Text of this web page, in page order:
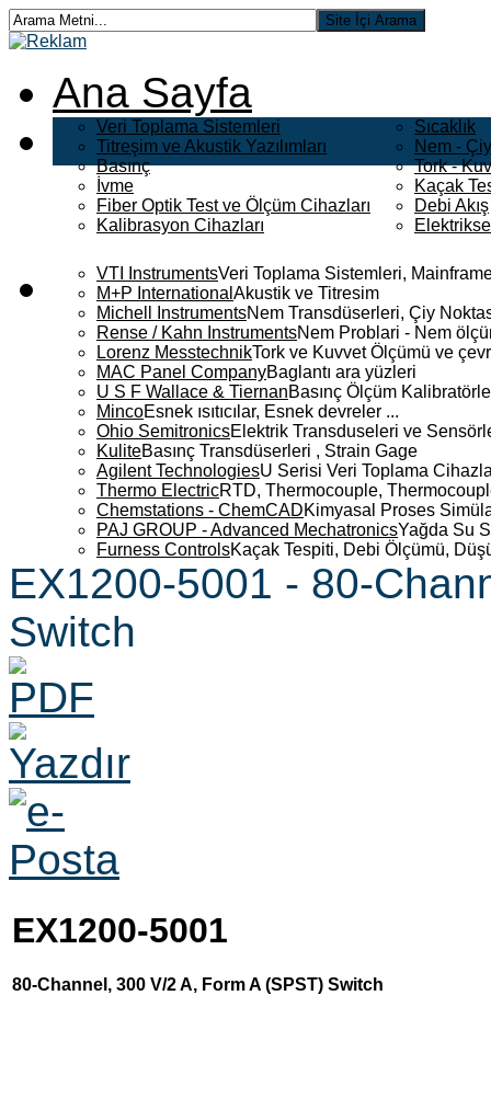
Ana Sayfa
Veri Toplama Sistemleri
Titreşim ve Akustik Yazılımları
Basınç
İvme
Fiber Optik Test ve Ölçüm Cihazları
Kalibrasyon Cihazları
Sıcaklık
Nem -
Tork -
Kaçak
Debi Akış
VTI InstrumentsVeri Toplama Sistemleri,
M+P International Akustik ve Titresim
Michell InstrumentsNem Transdüserleri, Çiy
Rense / Kahn InstrumentsNem Problari - Nem
Lorenz MesstechnikTork ve Kuvvet Ölçümü ve
MAC Panel CompanyBaglantı ara yüzleri
U S F Wallace & TiernanBasınç Ölçüm
MincoEsnek ısıtıcılar, Esnek devreler ...
Ohio SemitronicsElektrik Transduseleri ve
KuliteBasınç Transdüserleri , Strain Gage
Agilent TechnologiesU Serisi Veri Toplama
Thermo ElectricRTD, Thermocouple,
Chemstations - ChemCADKimyasal Proses
PAJ GROUP - Advanced MechatronicsYağda Su
Furness ControlsKaçak Tespiti, Debi Ölçümü,
EX1200-5001 - 80-
Switch
EX1200-5001
80-Channel, 300 V/2 A, Form A (SPST) Switch